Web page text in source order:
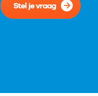
Stel je vraag